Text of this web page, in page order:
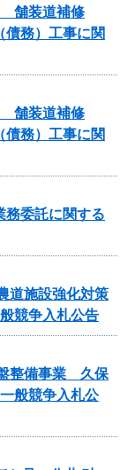
舗装道補修
債務）工事に関
舗装道補修
債務）工事に関
務委託に関する
道施設強化対策
競争入札公告
盤整備事業 久保
般競争入札公